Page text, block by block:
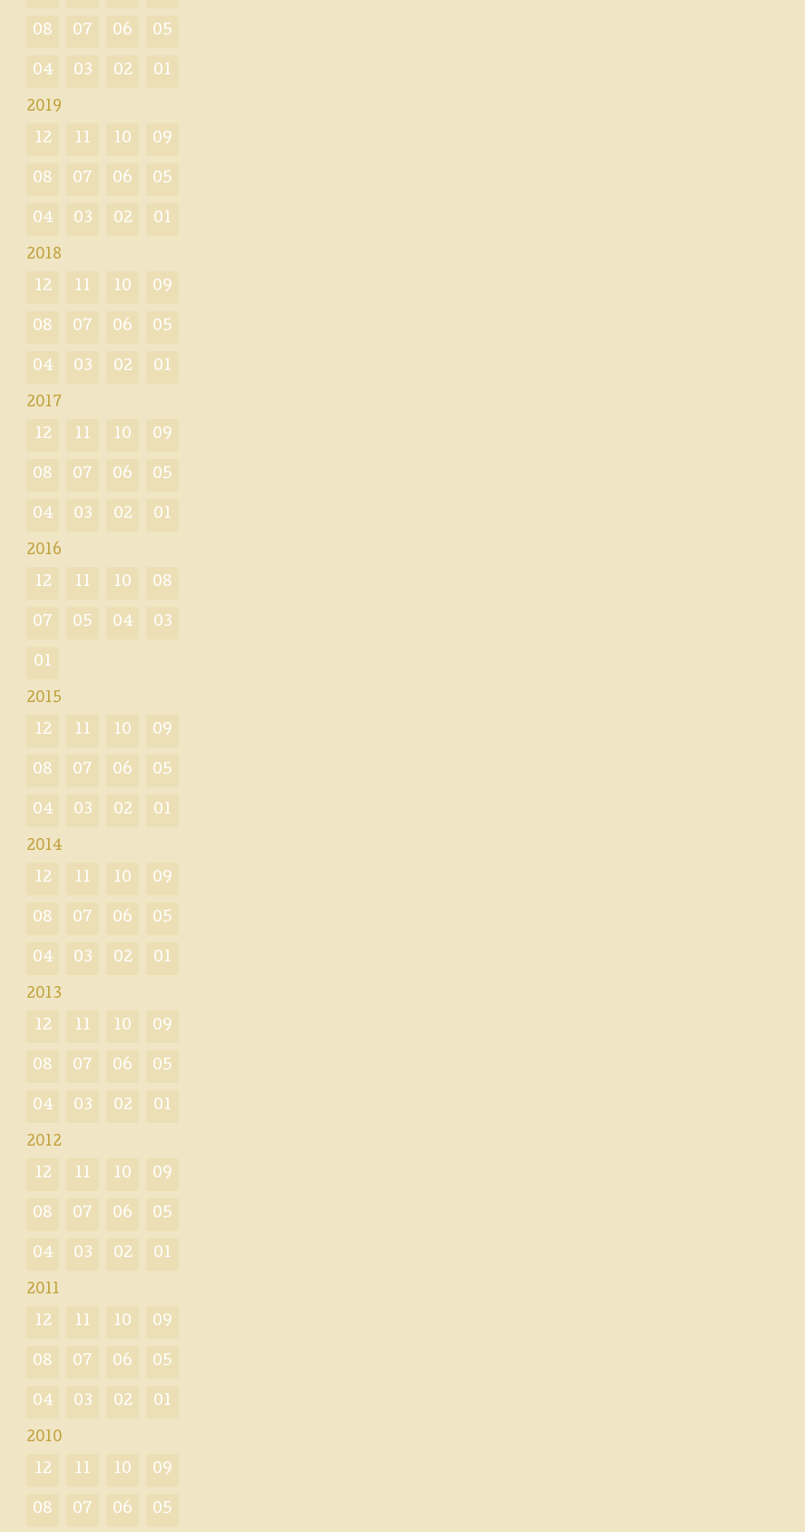
08 07 06 05
04 03 02 01
2019
12 11 10 09
08 07 06 05
04 03 02 01
2018
12 11 10 09
08 07 06 05
04 03 02 01
2017
12 11 10 09
08 07 06 05
04 03 02 01
2016
12 11 10 08
07 05 04 03
01
2015
12 11 10 09
08 07 06 05
04 03 02 01
2014
12 11 10 09
08 07 06 05
04 03 02 01
2013
12 11 10 09
08 07 06 05
04 03 02 01
2012
12 11 10 09
08 07 06 05
04 03 02 01
2011
12 11 10 09
08 07 06 05
04 03 02 01
2010
12 11 10 09
08 07 06 05